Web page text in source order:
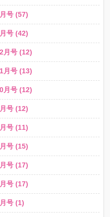
号 (57)
号 (42)
月号 (12)
月号 (13)
月号 (12)
号 (12)
号 (11)
号 (15)
号 (17)
号 (17)
号 (1)